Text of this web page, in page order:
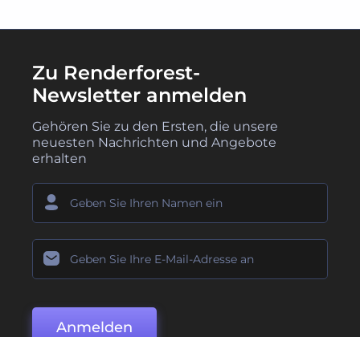
Zu Renderforest-
Newsletter anmelden
Gehören Sie zu den Ersten, die unsere
neuesten Nachrichten und Angebote
erhalten
Anmelden